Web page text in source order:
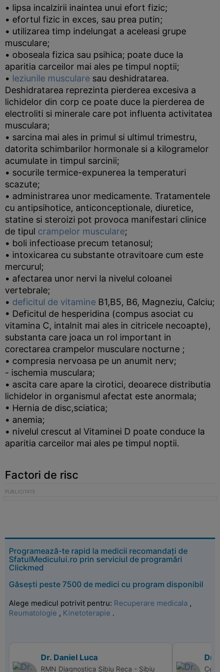
• lipsa incalzirii inaintea unui efort fizic;
• efortul fizic in exces, sau prea putin;
• utilizarea timp indelungat a aceleasi grupe
musculare;
• oboseala fizica sau psihica; poate duce la
aparitia carceilor mai ales pe timpul noptii;
• leziunile musculare sau deshidratarea.
Deshidratarea reprezinta pierderea excesiva a
lichidelor din corp ce poate duce la pierderea de
electroliti si minerale care pot influenta activitatea
musculara;
• sarcina mai ales in primul si ultimul trimestru,
datorita schimbarilor hormonale si a kilogramelor
acumulate in timpul sarcinii;
• socurile termice-expunerea la temperaturi
scazute;
• administrarea unor medicamente. Tratamentele
cu antipsihotice, anticonceptionale, diuretice,
statine si steroizi pot provoca manifestari clinice
de tipul crampelor musculare;
• boli infectioase precum tetanosul;
• intoxicarea cu substante otravitoare cum este
mercurul;
• afectarea unor nervi la nivelul coloanei
vertebrale;
• deficitul de vitamine B1,B5, B6, Magneziu, Calciu;
• Deficitul de hesperidina (compus asociat cu
vitamina C, intalnit mai ales in citricele necoapte),
substanta care joaca un rol important in
corectarea crampelor musculare nocturne ;
• compresia nervoasa pe un anumit nerv;
- ischemia musculara;
• ascita care apare la cirotici, deoarece distributia
lichidelor in organismul afectat este anormala;
• Hernia de disc,sciatica;
• anemia;
• nivelul crescut al Vitaminei D poate conduce la
aparitia carceilor mai ales pe timpul noptii.
Factori de risc
Programează-te rapid la medicii recomandați de
SfatulMedicului.ro prin serviciul de programări
Clickmed
Găsești peste 7500 de medici cu program disponibil
Alege medicul potrivit pentru: Recuperare medicala ,
Reumatologie , Kinetoterapie .
Dr. Daniel Luca
RMN Diagnostica Sibiu Reca - Sibiu
Dr.